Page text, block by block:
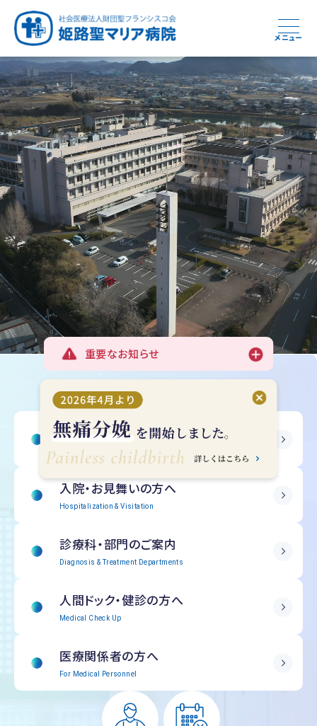
メニュー
健康と安心をあなたに
つなぎ続ける地域医療
周産期から終末期まで
地域を支える医療
急性期から回復期へと
つなぐ医療
学び・育てる医療
重要なお知らせ
受診される方へ
Outpatient Information
入院・お見舞いの方へ
Hospitalization & Visitation
診療科・部門のご案内
Diagnosis & Treatment Departments
人間ドック・健診の方へ
Medical Check Up
医療関係者の方へ
For Medical Personnel